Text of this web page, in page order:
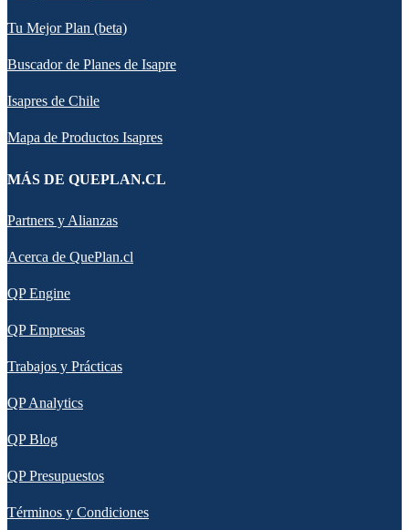
Tu Mejor Plan (beta)
Buscador de Planes de Isapre
Isapres de Chile
Mapa de Productos Isapres
MÁS DE QUEPLAN.CL
Partners y Alianzas
Acerca de QuePlan.cl
QP Engine
QP Empresas
Trabajos y Prácticas
QP Analytics
QP Blog
QP Presupuestos
Términos y Condiciones